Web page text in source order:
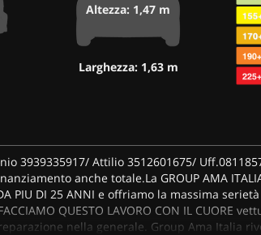
Altezza: 1,47 m
Larghezza: 1,63 m
3939335917/ Attilio 3512601675/
anche totale.La GROUP AMA
PIU DI 25 ANNI e offriamo la massima
QUESTO LAVORO CON IL CUORE
nella generale. Group Ama Italia